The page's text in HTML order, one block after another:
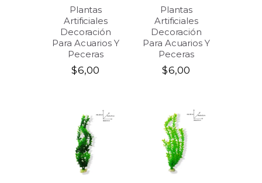
Plantas
Artificiales
Decoración
Para Acuarios Y
Peceras
$6,00
Plantas
Artificiales
Decoración
Para Acuarios Y
Peceras
$6,00